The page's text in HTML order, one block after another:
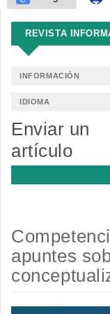
REVISTA
INFORMACIÓN
IDIOMA
Enviar un
artículo
apuntes